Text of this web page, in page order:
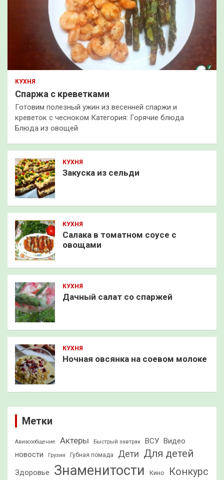
КУХНЯ
Спаржа с креветками
Готовим полезный ужин из весенней спаржи и
креветок с чесноком Категория: Горячие блюда
Блюда из овощей
КУХНЯ
Закуска из сельди
КУХНЯ
Салака в томатном соусе с
овощами
КУХНЯ
Дачный салат со спаржей
КУХНЯ
Ночная овсянка на соевом молоке
Метки
Авиасообщение Актеры Быстрый завтрак ВСУ Видео
новости
Грузия Губная помада Дети Для детей
Здоровье Знаменитости Кино
Конкурс